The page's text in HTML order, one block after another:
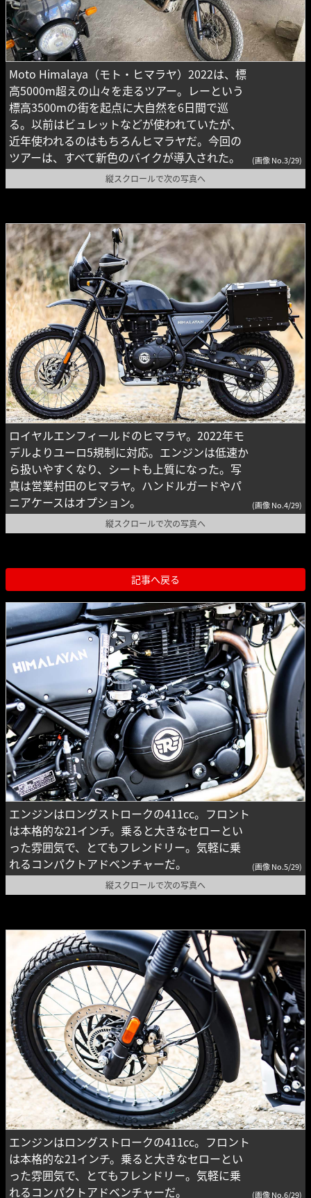
Moto Himalaya（モト・ヒマラヤ）2022は、標
高5000m超えの山々を走るツアー。レーという
標高3500mの街を起点に大自然を6日間で巡
る。以前はビュレットなどが使われていたが、
近年使われるのはもちろんヒマラヤだ。今回の
ツアーは、すべて新色のバイクが導入された。
(画像 No.3/29)
縦スクロールで次の写真へ
ロイヤルエンフィールドのヒマラヤ。2022年モ
デルよりユーロ5規制に対応。エンジンは低速か
ら扱いやすくなり、シートも上質になった。写
真は営業村田のヒマラヤ。ハンドルガードやパ
ニアケースはオプション。
(画像 No.4/29)
縦スクロールで次の写真へ
記事へ戻る
エンジンはロングストロークの411cc。フロント
は本格的な21インチ。乗ると大きなセローとい
った雰囲気で、とてもフレンドリー。気軽に乗
れるコンパクトアドベンチャーだ。
(画像 No.5/29)
縦スクロールで次の写真へ
エンジンはロングストロークの411cc。フロント
は本格的な21インチ。乗ると大きなセローとい
った雰囲気で、とてもフレンドリー。気軽に乗
れるコンパクトアドベンチャーだ。
(画像 No.6/29)